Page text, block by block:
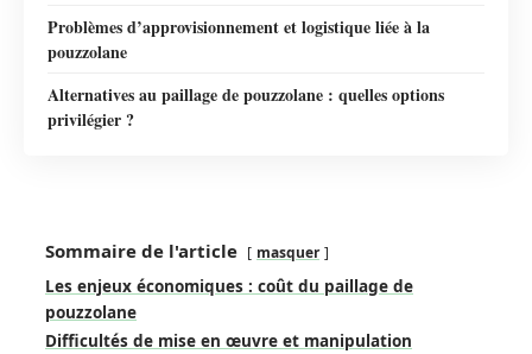
Problèmes d’approvisionnement et logistique liée à la
pouzzolane
Alternatives au paillage de pouzzolane : quelles options
privilégier ?
Sommaire de l'article masquer
Les enjeux économiques : coût du paillage de
pouzzolane
Difficultés de mise en œuvre et manipulation